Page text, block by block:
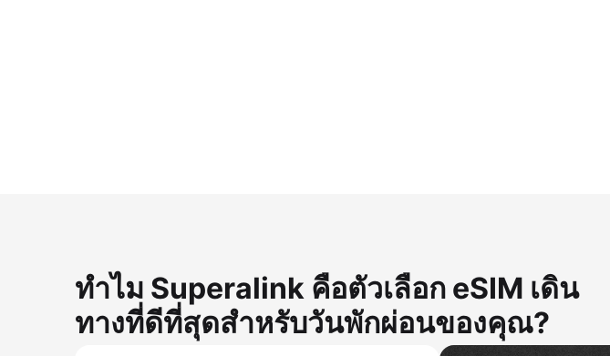
ทำไม Superalink คือตัวเลือก eSIM เดิน
ทางที่ดีที่สุดสำหรับวันพักผ่อนของคุณ?